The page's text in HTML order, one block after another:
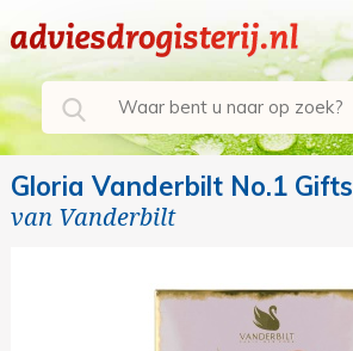
Gloria Vanderbilt No.1
van Vanderbilt